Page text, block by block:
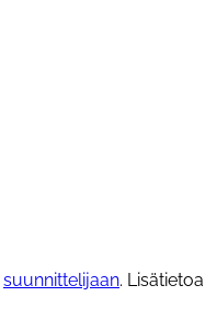
suunnittelijaan. Lisätietoa